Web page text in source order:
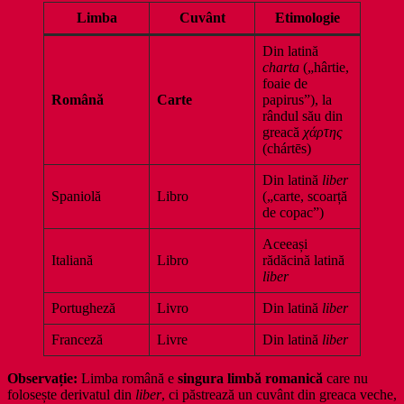
Limba Cuvânt Etimologie
Română Carte
Din latină
charta („hârtie,
foaie de
papirus”), la
rândul său din
greacă χάρτης
(chártēs)
Spaniolă Libro
Din latină liber
(„carte, scoarță
de copac”)
Italiană Libro
Aceeași
rădăcină latină
liber
Portugheză Livro Din latină liber
Franceză Livre Din latină liber
Observație: Limba română e singura limbă romanică care nu
folosește derivatul din liber, ci păstrează un cuvânt din greaca veche,